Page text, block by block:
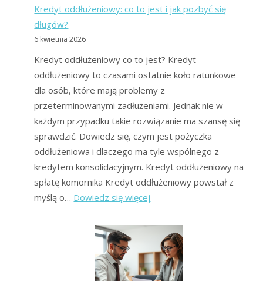
Kredyt oddłużeniowy: co to jest i jak pozbyć się
długów?
6 kwietnia 2026
Kredyt oddłużeniowy co to jest? Kredyt
oddłużeniowy to czasami ostatnie koło ratunkowe
dla osób, które mają problemy z
przeterminowanymi zadłużeniami. Jednak nie w
każdym przypadku takie rozwiązanie ma szansę się
sprawdzić. Dowiedz się, czym jest pożyczka
oddłużeniowa i dlaczego ma tyle wspólnego z
kredytem konsolidacyjnym. Kredyt oddłużeniowy na
spłatę komornika Kredyt oddłużeniowy powstał z
myślą o… Dowiedz się więcej
oddłużeniowy:
to
jest